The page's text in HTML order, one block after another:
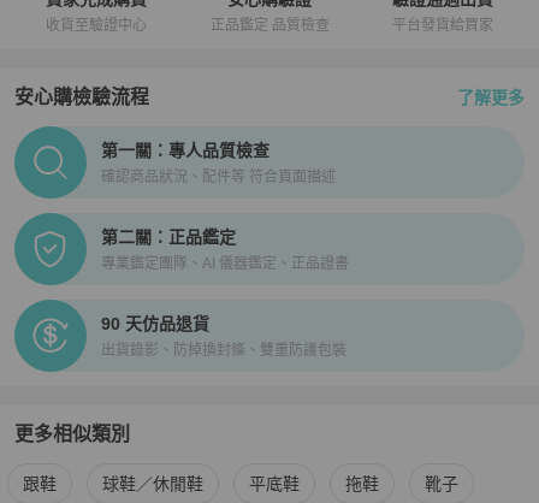
收貨至驗證中心 正品鑑定 品質檢查 平台發貨給買家
安心購檢驗流程 了解更多
PopChill拍拍圈正品驗證、安心購檢驗流程介紹
第一關：專人品質檢查
確認商品狀況、配件等 符合頁面描述
第二關：正品鑑定
專業鑑定團隊、AI 儀器鑑定、正品證書
90 天仿品退貨
出貨錄影、防掉換封條、雙重防護包裝
更多相似類別
更多Chanel 女鞋 相似商品推薦
跟鞋 球鞋／休閒鞋 平底鞋 拖鞋 靴子